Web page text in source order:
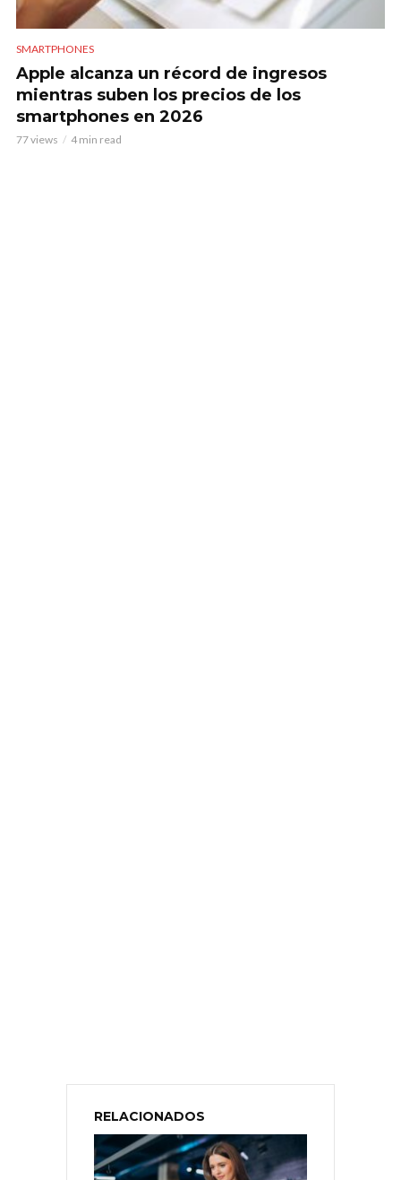
SMARTPHONES
Apple alcanza un récord de ingresos
mientras suben los precios de los
smartphones en 2026
77 views 4 min read
RELACIONADOS